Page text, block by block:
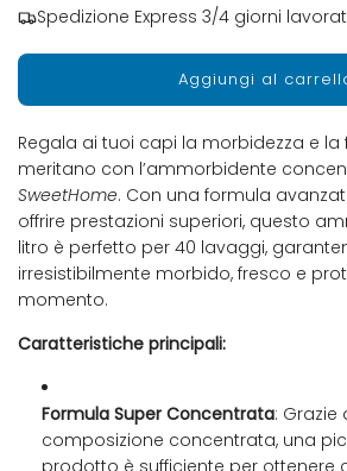
Spedizione Express 3/4 giorni
Aggiungi al
c
a
r
i
a
m
e
n
Regala ai tuoi capi la morbidezza e la
meritano con l’ammorbidente
SweetHome. Con una formula
offrire prestazioni superiori, questo
litro è perfetto per 40 lavaggi,
irresistibilmente morbido, fresco e
momento.
Caratteristiche principali:
Formula Super Concentrata: Grazie
composizione concentrata, una
prodotto è sufficiente per ottenere